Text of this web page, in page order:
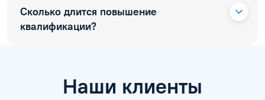
Сколько длится повышение
квалификации?
Наши клиенты